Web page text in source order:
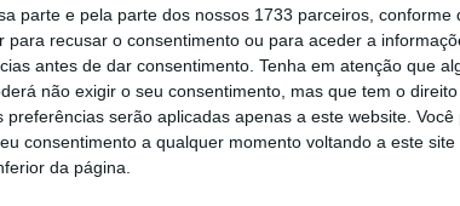
parte e pela parte dos nossos 1733 parceiros, conforme
para recusar o consentimento ou para aceder a
antes de dar consentimento. Tenha em atenção que
não exigir o seu consentimento, mas que tem o
preferências serão aplicadas apenas a este website.
consentimento a qualquer momento voltando a este
da página.